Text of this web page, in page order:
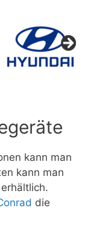
kann man
kann man
erhältlich.
die